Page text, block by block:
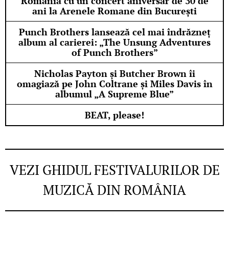
ani la Arenele Romane din București
Punch Brothers lansează cel mai îndrăzneț
album al carierei: „The Unsung Adventures
of Punch Brothers”
Nicholas Payton și Butcher Brown îi
omagiază pe John Coltrane și Miles Davis în
albumul „A Supreme Blue”
BEAT, please!
VEZI GHIDUL FESTIVALURILOR DE
MUZICĂ DIN ROMÂNIA